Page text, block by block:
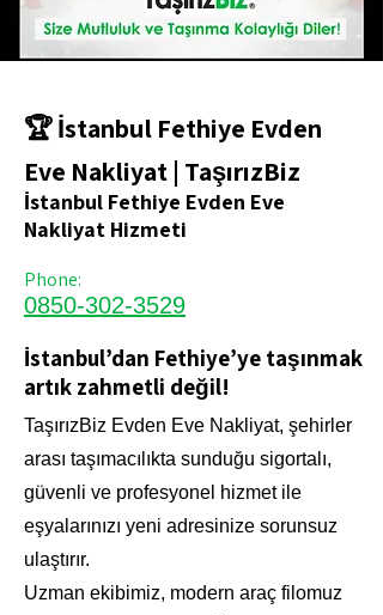
🏆 İstanbul Fethiye Evden
Eve Nakliyat | TaşırızBiz
İstanbul Fethiye Evden Eve
Nakliyat Hizmeti
Phone:
0850-302-3529
İstanbul’dan Fethiye’ye taşınmak
artık zahmetli değil!
TaşırızBiz Evden Eve Nakliyat, şehirler
arası taşımacılıkta sunduğu sigortalı,
güvenli ve profesyonel hizmet ile
eşyalarınızı yeni adresinize sorunsuz
ulaştırır.
Uzman ekibimiz, modern araç filomuz